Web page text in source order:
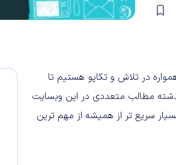
در تلاش و تکاپو هستیم تا
رویدادها را به سمع و نظر شما برسانیم. در طی ۲۴ ساعت گذشته مطالب متعددی در این وبسایت
سریع تر از همیشه از مهم ترین